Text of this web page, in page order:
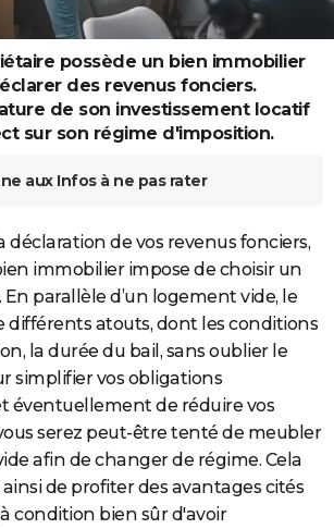
possède un bien immobilier
des revenus fonciers.
de son investissement locatif
sur son régime d'imposition.
aux Infos à ne pas rater
de vos revenus fonciers,
immobilier impose de choisir un
parallèle d’un logement vide, le
différents atouts, dont les conditions
la durée du bail, sans oublier le
simplifier vos obligations
éventuellement de réduire vos
serez peut-être tenté de meubler
afin de changer de régime. Cela
de profiter des avantages cités
condition bien sûr d'avoir